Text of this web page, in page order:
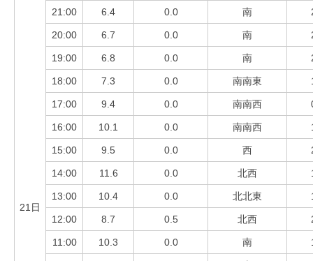
21日
21:00 6.4 0.0 南
20:00 6.7 0.0 南
19:00 6.8 0.0 南
18:00 7.3 0.0 南南東
17:00 9.4 0.0 南南西
16:00 10.1 0.0 南南西
15:00 9.5 0.0 西
14:00 11.6 0.0 北西
13:00 10.4 0.0 北北東
12:00 8.7 0.5 北西
11:00 10.3 0.0 南